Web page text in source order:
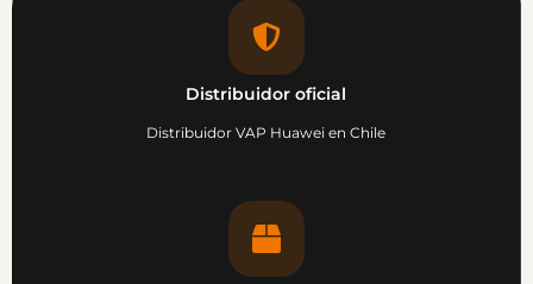
Distribuidor oficial
Distribuidor VAP Huawei en Chile